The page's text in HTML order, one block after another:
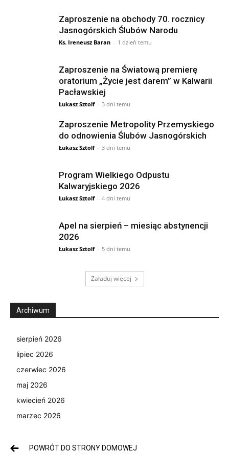
Zaproszenie na obchody 70. rocznicy
Jasnogórskich Ślubów Narodu
Ks. Ireneusz Baran - 1 dzień temu
Zaproszenie na Światową premierę
oratorium „Życie jest darem” w Kalwarii
Pacławskiej
Łukasz Sztolf - 3 dni temu
Zaproszenie Metropolity Przemyskiego
do odnowienia Ślubów Jasnogórskich
Łukasz Sztolf - 3 dni temu
Program Wielkiego Odpustu
Kalwaryjskiego 2026
Łukasz Sztolf - 4 dni temu
Apel na sierpień – miesiąc abstynencji
2026
Łukasz Sztolf - 5 dni temu
Załaduj więcej
Archiwum
sierpień 2026
lipiec 2026
czerwiec 2026
maj 2026
kwiecień 2026
marzec 2026
POWRÓT DO STRONY DOMOWEJ